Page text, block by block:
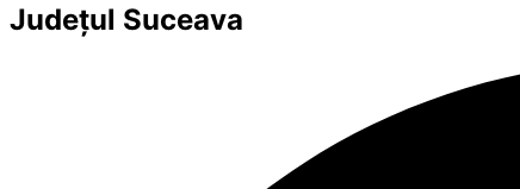
Județul Suceava